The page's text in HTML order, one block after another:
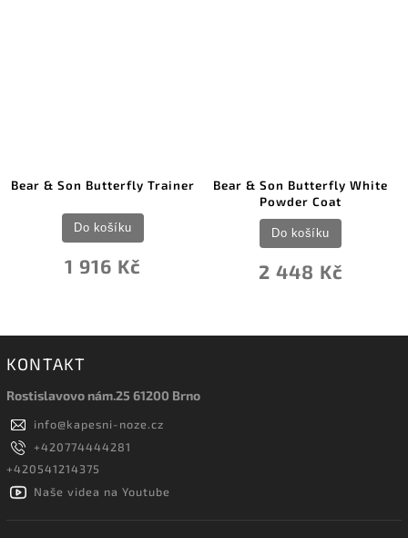
Bear & Son Butterfly Trainer
1 916 Kč
Do košíku
Bear & Son Butterfly White
Powder Coat
2 448 Kč
Do košíku
KONTAKT
Rostislavovo nám.25 61200 Brno
info@kapesni-noze.cz
+420774444281
+420541214375
Naše videa na Youtube